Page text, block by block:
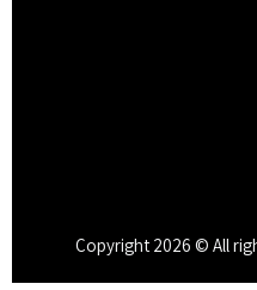
Copyright 2026 © All